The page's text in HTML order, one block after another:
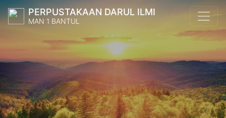
PERPUSTAKAAN DARUL ILMI
MAN 1 BANTUL